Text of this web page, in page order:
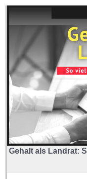
Gehalt als Landrat: